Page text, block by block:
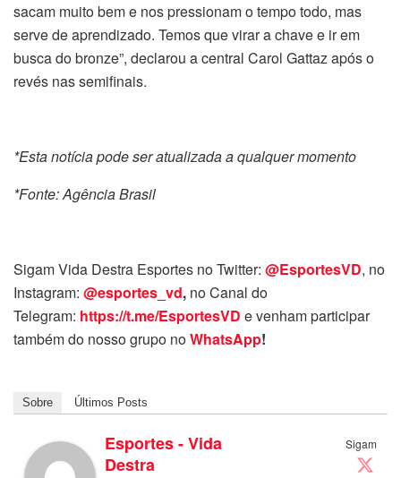
sacam muito bem e nos pressionam o tempo todo, mas
serve de aprendizado. Temos que virar a chave e ir em
busca do bronze”, declarou a central Carol Gattaz após o
revés nas semifinais.
*Esta notícia pode ser atualizada a qualquer momento
*Fonte: Agência Brasil
Sigam Vida Destra Esportes no Twitter: @EsportesVD, no
Instagram: @esportes_vd, no Canal do
Telegram: https://t.me/EsportesVD e venham participar
também do nosso grupo noWhatsApp!
Sobre Últimos Posts
Sigam
Esportes - Vida
Destra